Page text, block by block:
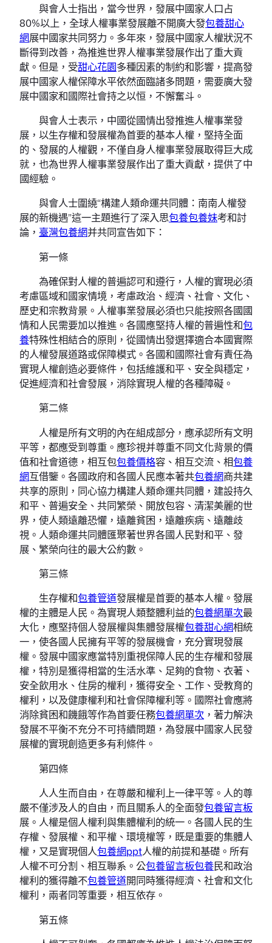
與會人士指出，當今世界，發展中國家人口占
80%以上，全球人權事業發展離不開廣大發包養甜心
網展中國家共同努力。多年來，發展中國家人權狀況不
斷得到改善，為推進世界人權事業發展作出了重大貢
獻。但是，受甜心花園多種因素的制約和影響，提高發
展中國家人權保障水平依然面臨諸多問題，需要廣大發
展中國家和國際社會持之以恒，不懈奮斗。
與會人士表示，中國從國情出發推進人權事業發
展，以生存權和發展權為首要的基本人權，堅持全面
的、發展的人權觀，不僅自身人權事業發展取得巨大成
就，也為世界人權事業發展作出了重大貢獻，提供了中
國經驗。
與會人士圍繞“構建人類命運共同體：南南人權發
展的新機遇”這一主題進行了深入思包養包養妹考和討
論， 臺灣包養網并共同宣告如下：
第一條
為確保對人權的普遍認可和遵行，人權的實現必須
考慮區域和國家情境，考慮政治、經濟、社會、文化、
歷史和宗教背景。人權事業發展必須也只能按照各國國
情和人民需要加以推進。各國應堅持人權的普遍性和包
養特殊性相結合的原則，從國情出發選擇適合本國實際
的人權發展道路或保障模式。各國和國際社會有責任為
實現人權創造必要條件，包括維護和平、安全與穩定，
促進經濟和社會發展，消除實現人權的各種障礙。
第二條
人權是所有文明的內在組成部分，應承認所有文明
平等，都應受到尊重。應珍視并尊重不同文化背景的價
值和社會道德，相互包包養價格容、相互交流、相包養
網互借鑒。各國政府和各國人民應本著共包養網商共建
共享的原則，同心協力構建人類命運共同體，建設持久
和平、普遍安全、共同繁榮、開放包容、清潔美麗的世
界，使人類遠離恐懼，遠離貧困，遠離疾病、遠離歧
視。人類命運共同體匯聚著世界各國人民對和平、發
展、繁榮向往的最大公約數。
第三條
生存權和包養管道發展權是首要的基本人權。發展
權的主體是人民。為實現人類整體利益的包養網單次最
大化，應堅持個人發展權與集體發展權包養甜心網相統
一，使各國人民擁有平等的發展機會，充分實現發展
權。發展中國家應當特別重視保障人民的生存權和發展
權，特別是獲得相當的生活水準、足夠的食物、衣著、
安全飲用水、住房的權利，獲得安全、工作、受教育的
權利，以及健康權利和社會保障權利等。國際社會應將
消除貧困和饑餓等作為首要任務包養網單次 ，著力解決
發展不平衡不充分不可持續問題，為發展中國家人民發
展權的實現創造更多有利條件。
第四條
人人生而自由，在尊嚴和權利上一律平等。人的尊
嚴不僅涉及人的自由，而且關系人的全面發包養留言板
展。人權是個人權利與集體權利的統一。各國人民的生
存權、發展權、和平權、環境權等，既是重要的集體人
權，又是實現個人包養網ppt人權的前提和基礎。所有
人權不可分割、相互聯系。公包養留言板包養民和政治
權利的獲得離不包養管道開同時獲得經濟、社會和文化
權利，兩者同等重要，相互依存。
第五條